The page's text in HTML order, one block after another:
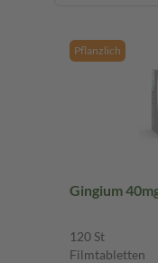
Pflanzlich
Gingium
120 St
Filmtabletten